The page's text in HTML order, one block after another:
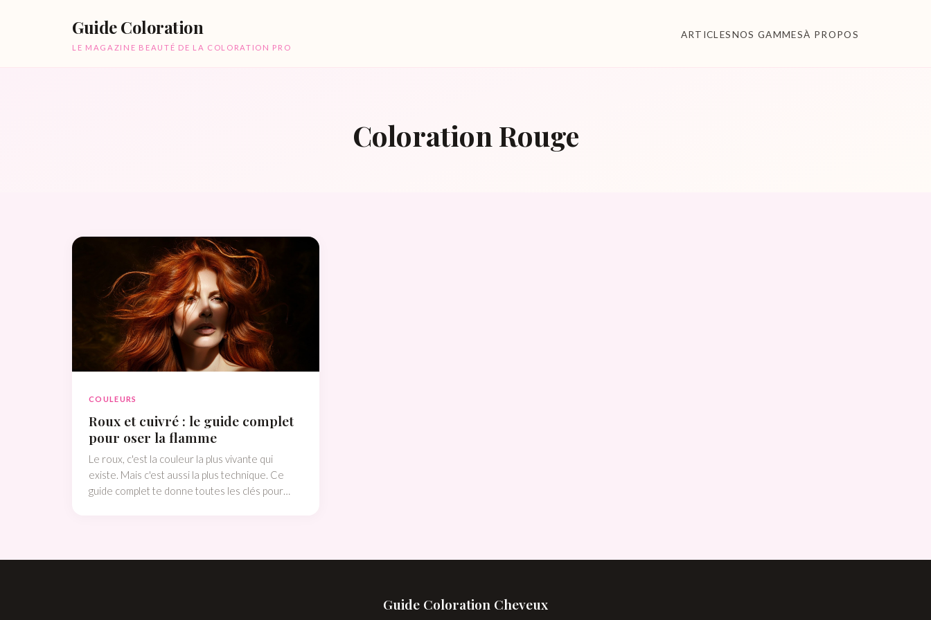
Guide Coloration
LE MAGAZINE BEAUTÉ DE LA COLORATION PRO
ARTICLESNOS GAMMESÀ PROPOS
Coloration Rouge
COULEURS
Roux et cuivré : le guide complet
pour oser la flamme
Le roux, c'est la couleur la plus vivante qui
existe. Mais c'est aussi la plus technique. Ce
guide complet te donne toutes les clés pour
Guide Coloration Cheveux